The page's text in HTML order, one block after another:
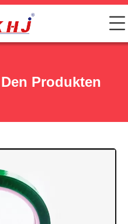
Produkten